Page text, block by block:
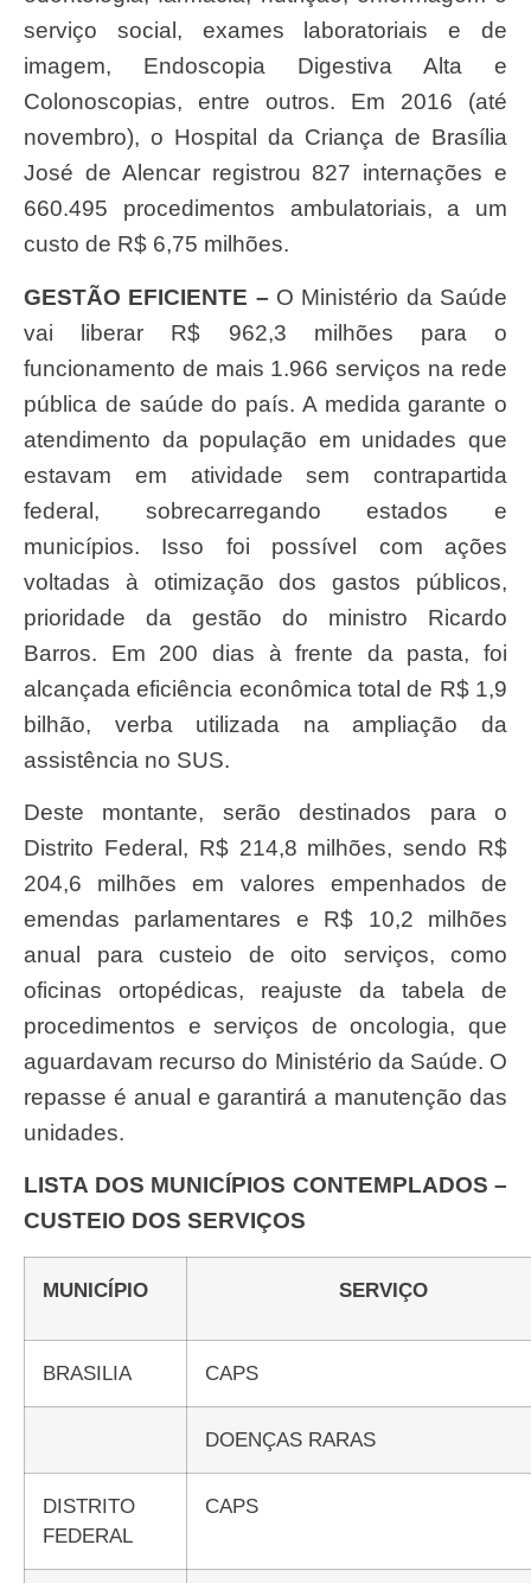
serviço social, exames laboratoriais e de
imagem, Endoscopia Digestiva Alta e
Colonoscopias, entre outros. Em 2016 (até
novembro), o Hospital da Criança de Brasília
José de Alencar registrou 827 internações e
660.495 procedimentos ambulatoriais, a um
custo de R$ 6,75 milhões.
GESTÃO EFICIENTE – O Ministério da Saúde
vai liberar R$ 962,3 milhões para o
funcionamento de mais 1.966 serviços na rede
pública de saúde do país. A medida garante o
atendimento da população em unidades que
estavam em atividade sem contrapartida
federal, sobrecarregando estados e
municípios. Isso foi possível com ações
voltadas à otimização dos gastos públicos,
prioridade da gestão do ministro Ricardo
Barros. Em 200 dias à frente da pasta, foi
alcançada eficiência econômica total de R$ 1,9
bilhão, verba utilizada na ampliação da
assistência no SUS.
Deste montante, serão destinados para o
Distrito Federal, R$ 214,8 milhões, sendo R$
204,6 milhões em valores empenhados de
emendas parlamentares e R$ 10,2 milhões
anual para custeio de oito serviços, como
oficinas ortopédicas, reajuste da tabela de
procedimentos e serviços de oncologia, que
aguardavam recurso do Ministério da Saúde. O
repasse é anual e garantirá a manutenção das
unidades.
LISTA DOS MUNICÍPIOS CONTEMPLADOS –
CUSTEIO DOS SERVIÇOS
MUNICÍPIO SERVIÇO
BRASILIA CAPS
DOENÇAS RARAS
DISTRITO
FEDERAL
CAPS